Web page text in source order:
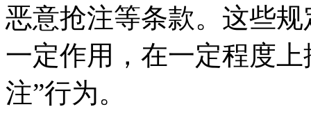
恶意抢注等条款。这些
一定作用，在一定程度
注”行为。